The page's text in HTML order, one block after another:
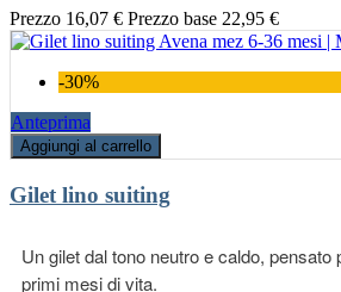
Prezzo 16,07 € Prezzo base 22,95 €
-30%
Anteprima
Aggiungi al carrello
Gilet lino suiting
Un gilet dal tono neutro e caldo, pensato
primi mesi di vita.